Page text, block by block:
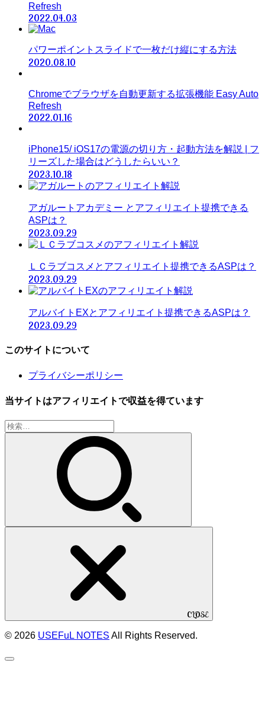
Refresh
2022.04.03
パワーポイントスライドで一枚だけ縦にする方法
2020.08.10
Chromeでブラウザを自動更新する拡張機能 Easy Auto
Refresh
2022.01.16
iPhone15/ iOS17の電源の切り方・起動方法を解説 | フ
リーズした場合はどうしたらいい？
2023.10.18
アガルートアカデミー とアフィリエイト提携できる
ASPは？
2023.09.29
ＬＣラブコスメとアフィリエイト提携できるASPは？
2023.09.29
アルバイトEXとアフィリエイト提携できるASPは？
2023.09.29
このサイトについて
プライバシーポリシー
当サイトはアフィリエイトで収益を得ています
検
索:
CLOSE
© 2026 USEFuL NOTES All Rights Reserved.